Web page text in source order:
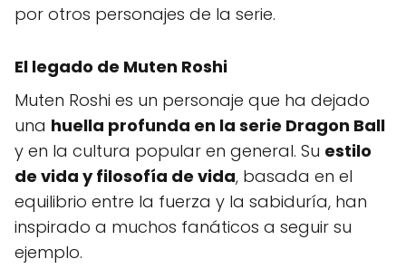
por otros personajes de la serie.
El legado de Muten Roshi
Muten Roshi es un personaje que ha dejado
una huella profunda en la serie Dragon Ball
y en la cultura popular en general. Su estilo
de vida y filosofía de vida, basada en el
equilibrio entre la fuerza y la sabiduría, han
inspirado a muchos fanáticos a seguir su
ejemplo.